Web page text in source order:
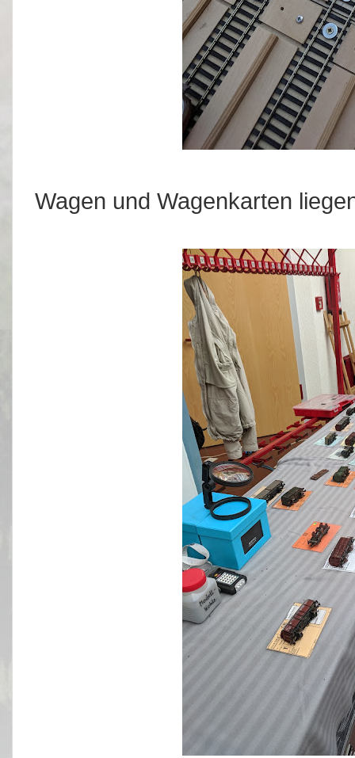
Wagen und Wagenkarten